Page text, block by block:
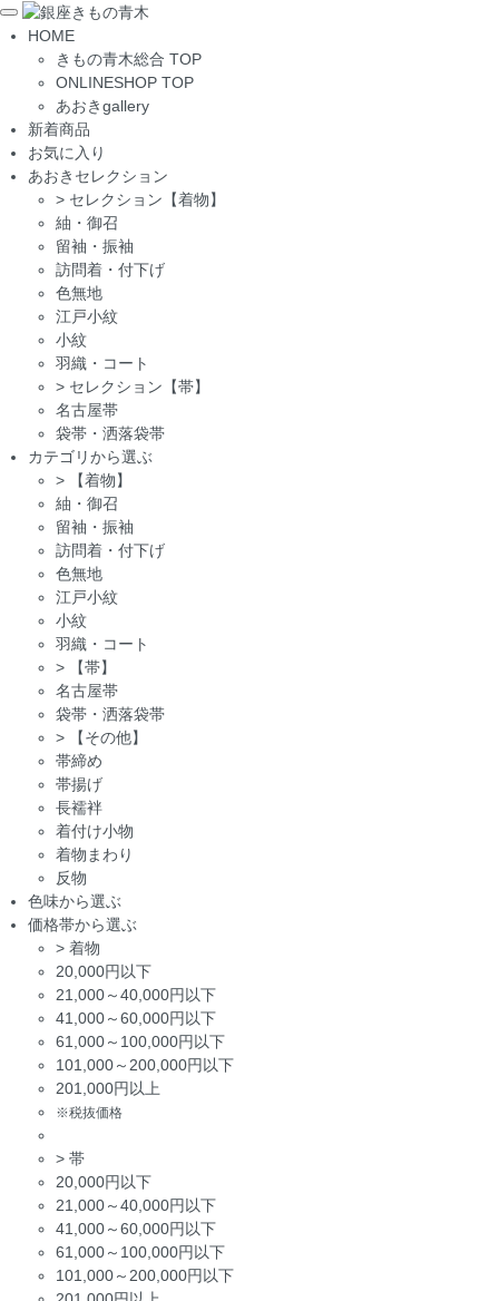
Toggle
navigation
HOME
きもの青木総合 TOP
ONLINESHOP TOP
あおきgallery
新着商品
お気に入り
あおきセレクション
> セレクション【着物】
紬・御召
留袖・振袖
訪問着・付下げ
色無地
江戸小紋
小紋
羽織・コート
> セレクション【帯】
名古屋帯
袋帯・洒落袋帯
カテゴリから選ぶ
>
【着物】
紬・御召
留袖・振袖
訪問着・付下げ
色無地
江戸小紋
小紋
羽織・コート
>
【帯】
名古屋帯
袋帯・洒落袋帯
>
【その他】
帯締め
帯揚げ
長襦袢
着付け小物
着物まわり
反物
色味から選ぶ
価格帯から選ぶ
> 着物
20,000円以下
21,000～40,000円以下
41,000～60,000円以下
61,000～100,000円以下
101,000～200,000円以下
201,000円以上
※税抜価格
> 帯
20,000円以下
21,000～40,000円以下
41,000～60,000円以下
61,000～100,000円以下
101,000～200,000円以下